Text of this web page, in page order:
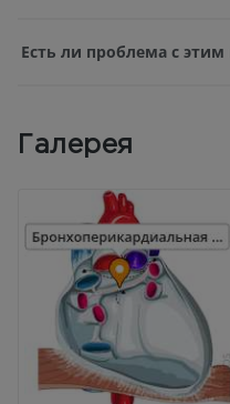
Есть ли проблема с
Галерея